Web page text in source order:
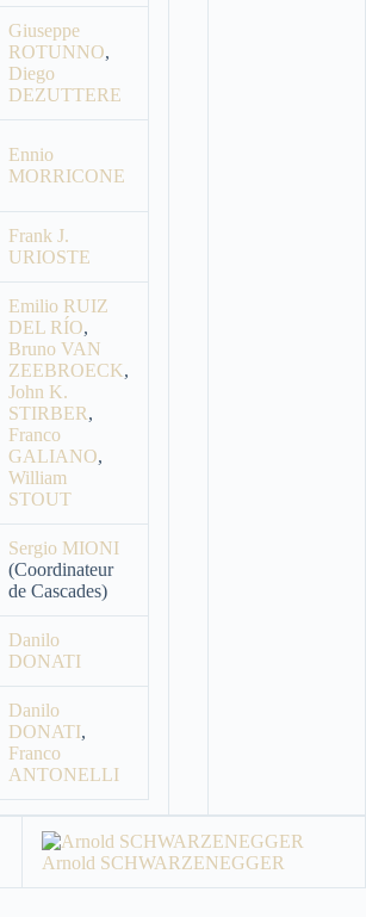
Giuseppe
ROTUNNO,
Diego
DEZUTTERE
Ennio
MORRICONE
Frank J.
URIOSTE
Emilio RUIZ
DEL RÍO,
Bruno VAN
ZEEBROECK,
John K.
STIRBER,
Franco
GALIANO,
William
STOUT
Sergio MIONI
(Coordinateur
de Cascades)
Danilo
DONATI
Danilo
DONATI,
Franco
ANTONELLI
Arnold SCHWARZENEGGER